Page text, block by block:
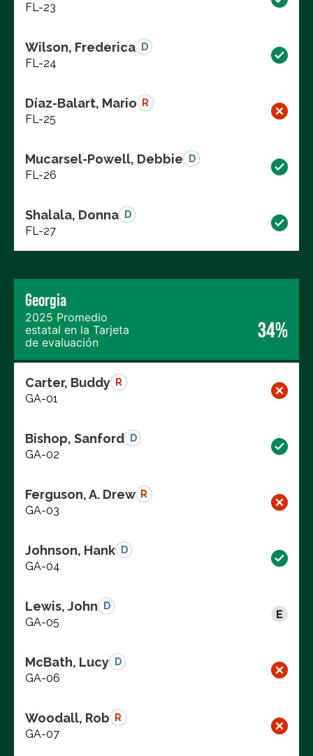
FL-23
Wilson, Frederica D
FL-24
Díaz-Balart, Mario R
FL-25
Mucarsel-Powell, Debbie D
FL-26
Shalala, Donna D
FL-27
Georgia
2025 Promedio
estatal en la Tarjeta
de evaluación
34%
Carter, Buddy R
GA-01
Bishop, Sanford D
GA-02
Ferguson, A. Drew R
GA-03
Johnson, Hank D
GA-04
Lewis, John D
GA-05
McBath, Lucy D
GA-06
Woodall, Rob R
GA-07